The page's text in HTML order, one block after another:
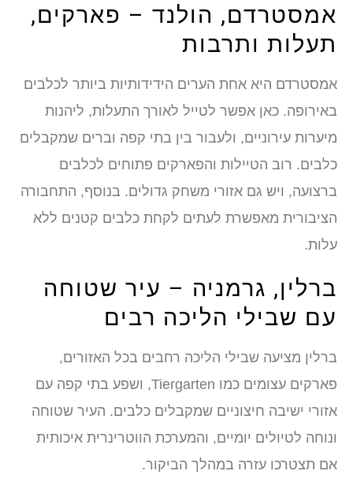
אמסטרדם, הולנד – פארקים,
תעלות ותרבות
אמסטרדם היא אחת הערים הידידותיות ביותר לכלבים
באירופה. כאן אפשר לטייל לאורך התעלות, ליהנות
מיערות עירוניים, ולעבור בין בתי קפה וברים שמקבלים
כלבים. רוב הטיילות והפארקים פתוחים לכלבים
ברצועה, ויש גם אזורי משחק גדולים. בנוסף, התחבורה
הציבורית מאפשרת לעתים לקחת כלבים קטנים ללא
עלות.
ברלין, גרמניה – עיר שטוחה
עם שבילי הליכה רבים
ברלין מציעה שבילי הליכה רחבים בכל האזורים,
פארקים עצומים כמו Tiergarten, ושפע בתי קפה עם
אזורי ישיבה חיצוניים שמקבלים כלבים. העיר שטוחה
ונוחה לטיולים יומיים, והמערכת הווטרינרית איכותית
אם תצטרכו עזרה במהלך הביקור.